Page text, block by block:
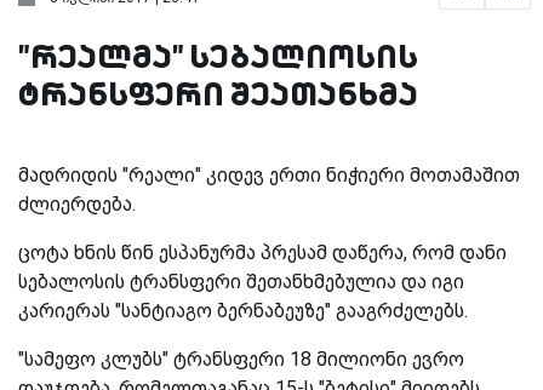
"რეალმა" სებალიოსის
ტრანსფერი შეათანხმა
მადრიდის "რეალი" კიდევ ერთი ნიჭიერი მოთამაშით
ძლიერდება.
ცოტა ხნის წინ ესპანურმა პრესამ დაწერა, რომ დანი
სებალოსის ტრანსფერი შეთანხმებულია და იგი
კარიერას "სანტიაგო ბერნაბეუზე" გააგრძელებს.
"სამეფო კლუბს" ტრანსფერი 18 მილიონი ევრო